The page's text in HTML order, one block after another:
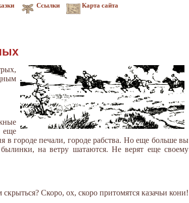
Ссылки Карта сайта
еще
в городе печали, городе рабства. Но еще больше вы
на ветру шатаются. Не верят еще своему
Скоро, ох, скоро притомятся казачьи кони!